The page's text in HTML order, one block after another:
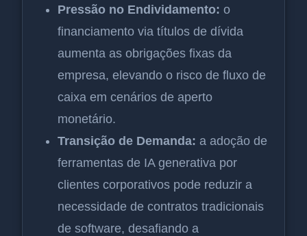
Pressão no Endividamento: o
financiamento via títulos de dívida
aumenta as obrigações fixas da
empresa, elevando o risco de fluxo de
caixa em cenários de aperto
monetário.
Transição de Demanda: a adoção de
ferramentas de IA generativa por
clientes corporativos pode reduzir a
necessidade de contratos tradicionais
de software, desafiando a